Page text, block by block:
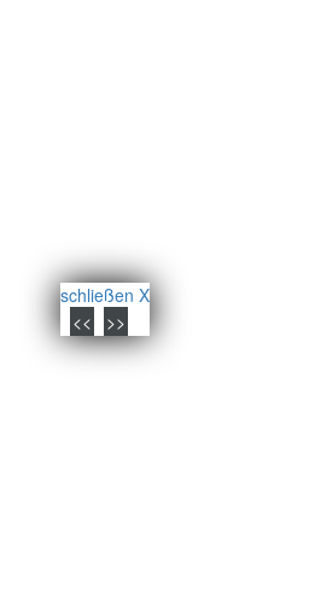
schließen X
<<
>>